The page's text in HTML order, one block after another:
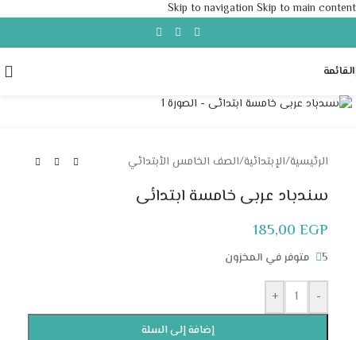
Skip to navigation Skip to main content
القائمة
الرئيسية/الإبتدائية/الصف الخامس الأبتدائي
سندباد عربى خامسة ابتدائى
185,00 EGP
5 متوفر في المخزون
-
+
إضافة إلى السلة